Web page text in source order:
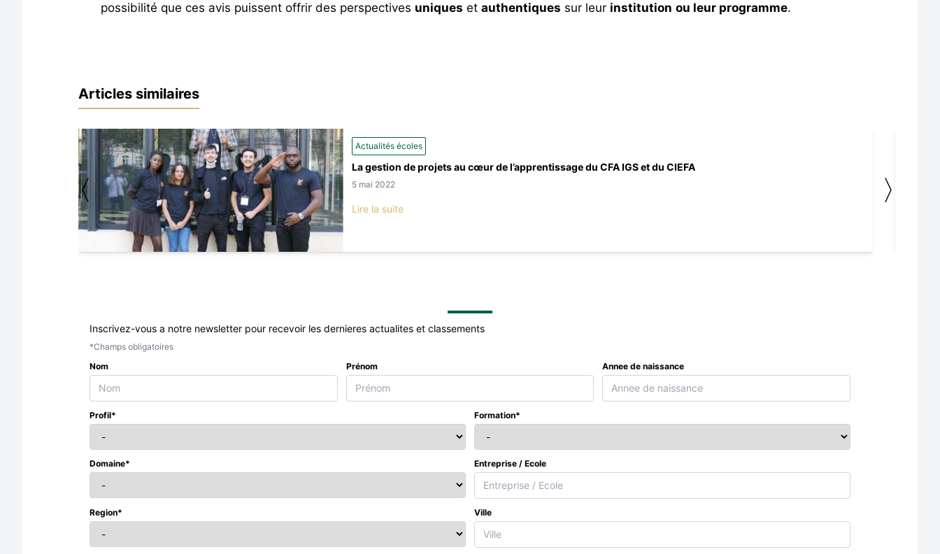
possibilité que ces avis puissent offrir des perspectives uniques et authentiques sur leur institution ou leur programme.
Articles similaires
Actualités écoles
La gestion de projets au cœur de l’apprentissage du CFA IGS et du CIEFA
5 mai 2022
Lire la suite
〈 〉
Inscrivez-vous a notre newsletter pour recevoir les dernieres actualites et classements
*Champs obligatoires
Nom
Prénom Annee de naissance
Profil* Formation*
Domaine* Entreprise / Ecole
Region* Ville